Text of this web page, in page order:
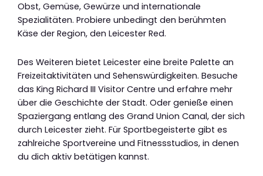
Obst, Gemüse, Gewürze und internationale
Spezialitäten. Probiere unbedingt den berühmten
Käse der Region, den Leicester Red.
Des Weiteren bietet Leicester eine breite Palette an
Freizeitaktivitäten und Sehenswürdigkeiten. Besuche
das King Richard III Visitor Centre und erfahre mehr
über die Geschichte der Stadt. Oder genieße einen
Spaziergang entlang des Grand Union Canal, der sich
durch Leicester zieht. Für Sportbegeisterte gibt es
zahlreiche Sportvereine und Fitnessstudios, in denen
du dich aktiv betätigen kannst.